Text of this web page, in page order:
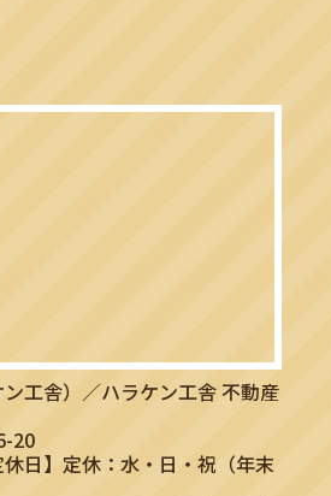
工舎）／ハラケン工舎 不動産
20
日】定休：水・日・祝（年末